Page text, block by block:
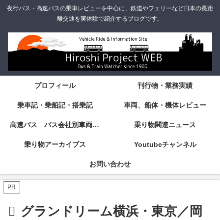
夜行バス・高速バスの乗車レビューを中心に、鉄道やフェリーなど日本の長距
離交通を実体験で紹介するブログです。
プロフィール 刊行物・業務実績
乗車記・乗船記・搭乗記 車両、船体・機体レビュー
高速バス バス会社別車両・設備・シート紹介 乗り物関連ニュース
乗り物アーカイブス Youtubeチャンネル
お問い合わせ
PR
グランドリーム横浜・東京／岡